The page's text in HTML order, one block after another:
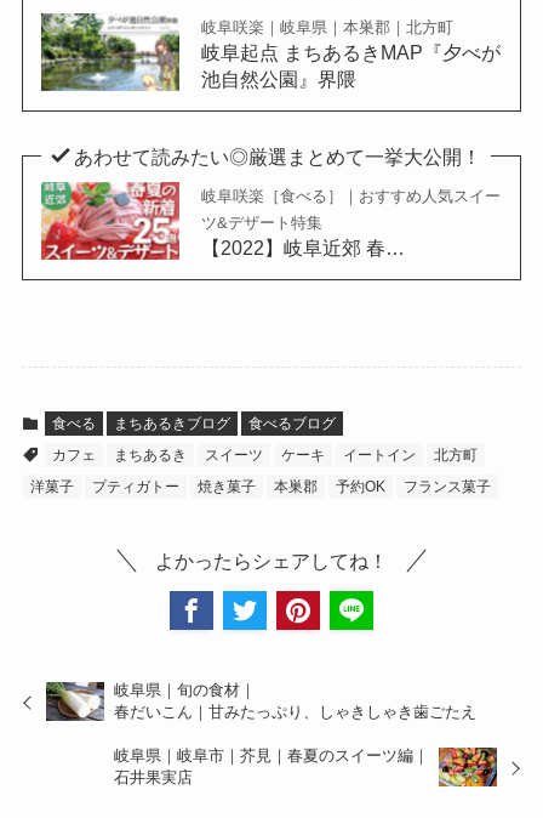
岐阜咲楽｜岐阜県｜本巣郡｜北方町
岐阜起点 まちあるきMAP『夕べが
池自然公園』界隈
あわせて読みたい◎厳選まとめて一挙大公開！
岐阜咲楽［食べる］｜おすすめ人気スイー
ツ&デザート特集
【2022】岐阜近郊 春…
食べる まちあるきブログ
食べるブログ
カフェ
まちあるき スイーツ ケーキ イートイン
北方町
洋菓子
プティガトー 焼き菓子 本巣郡 予約OK フランス菓子
よかったらシェアしてね！
岐阜県｜旬の食材｜
春だいこん｜甘みたっぷり、しゃきしゃき歯ごたえ
岐阜県｜岐阜市｜芥見｜春夏のスイーツ編｜
石井果実店